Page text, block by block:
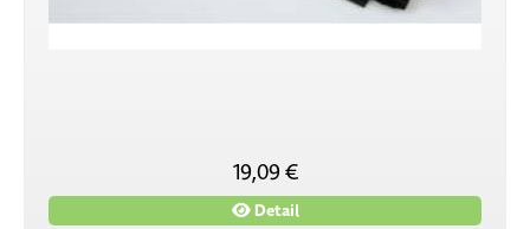
19,09 €
Detail